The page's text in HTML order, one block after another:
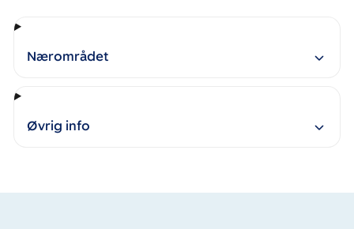
Nærområdet
Øvrig info